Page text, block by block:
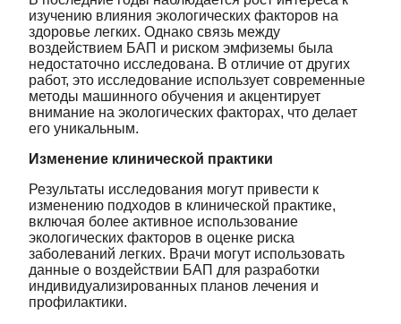
изучению влияния экологических факторов на
здоровье легких. Однако связь между
воздействием БАП и риском эмфиземы была
недостаточно исследована. В отличие от других
работ, это исследование использует современные
методы машинного обучения и акцентирует
внимание на экологических факторах, что делает
его уникальным.
Изменение клинической практики
Результаты исследования могут привести к
изменению подходов в клинической практике,
включая более активное использование
экологических факторов в оценке риска
заболеваний легких. Врачи могут использовать
данные о воздействии БАП для разработки
индивидуализированных планов лечения и
профилактики.